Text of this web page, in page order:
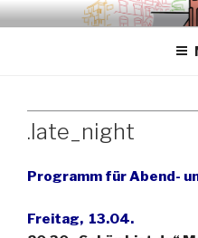
Zum
Inhalt
.sredna – anders.
.late_night
Programm für Abend-
Freitag, 13.04.